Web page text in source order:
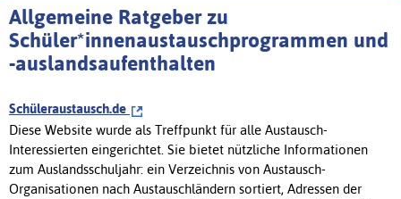
Allgemeine Ratgeber zu
Schüler*innenaustauschprogrammen und
-auslandsaufenthalten
Schüleraustausch.de
Diese Website wurde als Treffpunkt für alle Austausch-
Interessierten eingerichtet. Sie bietet nützliche Informationen
zum Auslandsschuljahr: ein Verzeichnis von Austausch-
Organisationen nach Austauschländern sortiert, Adressen der